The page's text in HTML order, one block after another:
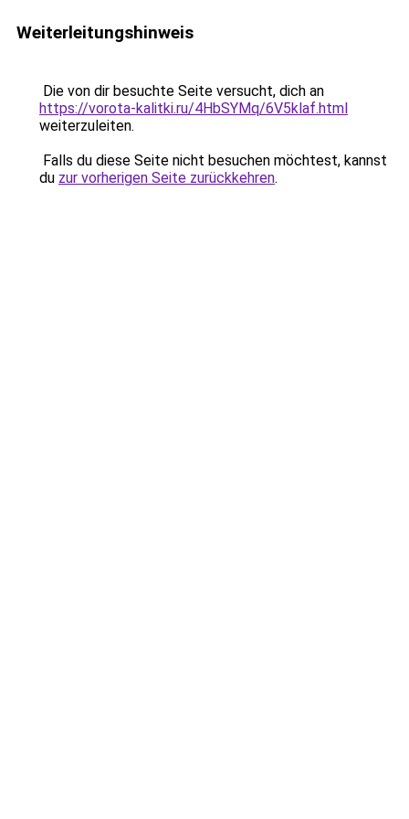
Weiterleitungshinweis
Die von dir besuchte Seite versucht, dich an
https://vorota-kalitki.ru/4HbSYMq/6V5klaf.html
weiterzuleiten.
Falls du diese Seite nicht besuchen möchtest, kannst
du zur vorherigen Seite zurückkehren.